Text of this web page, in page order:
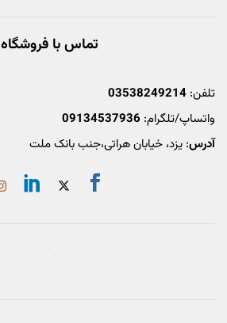
تماس با فروشگاه
تلفن: 03538249214
واتساپ/تلگرام: 09134537936
آدرس: یزد، خیابان هراتی،جنب بانک ملت